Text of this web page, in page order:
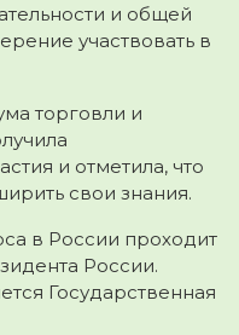
и общей
участвовать в
торговли и
и отметила, что
свои знания.
в России проходит
России.
Государственная